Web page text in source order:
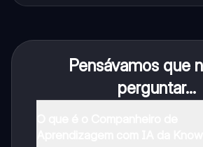
Pensávamos que
perguntar...